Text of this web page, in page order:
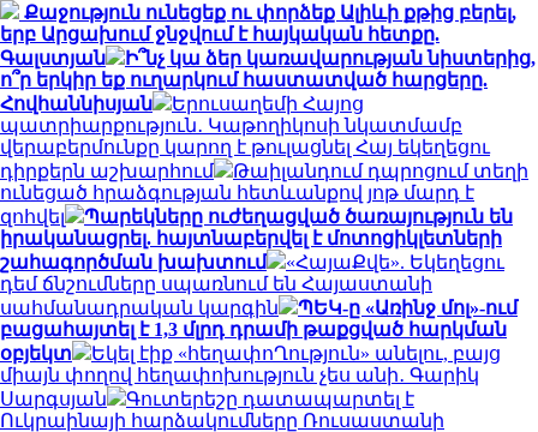
Քաջություն ունեցեք ու փորձեք Ալիևի քթից բերել,
երբ Արցախում ջնջվում է հայկական հետքը.
Գալստյան
Ի՞նչ կա ձեր կառավարության նիստերից,
ո՞ր երկիր եք ուղարկում հաստատված հարցերը.
Հովհաննիսյան
Երուսաղեմի Հայոց
պատրիարքություն․ Կաթողիկոսի նկատմամբ
վերաբերմունքը կարող է թուլացնել Հայ եկեղեցու
դիրքերն աշխարհում
Թաիլանդում դպրոցում տեղի
ունեցած հրաձգության հետևանքով յոթ մարդ է
զոհվել
Պարեկները ուժեղացված ծառայություն են
իրականացրել. հայտնաբերվել է մոտոցիկլետների
շահագործման խախտում
«ՀայաՔվե». Եկեղեցու
դեմ ճնշումները սպառնում են Հայաստանի
սահմանադրական կարգին
ՊԵԿ-ը «Առինջ մոլ»-ում
բացահայտել է 1,3 մլրդ դրամի թաքցված հարկման
օբյեկտ
Եկել էիք «հեղափոՂություն» անելու, բայց
միայն փողով հեղափոխություն չես անի․ Գարիկ
Սարգսյան
Գուտերեշը դատապարտել է
Ուկրաինայի հարձակումները Ռուսաստանի